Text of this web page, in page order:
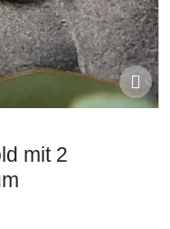
mit 2